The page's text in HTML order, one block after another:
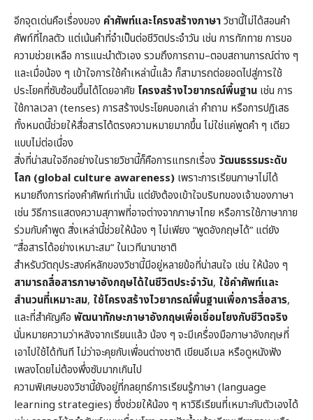
อีกจุดเด่นคือเรื่องของ คำศัพท์และโครงสร้างภาษาวิชานี้ไม่ได้สอนคำ
ศัพท์ที่ไกลตัว แต่เน้นคำที่จำเป็นต่อชีวิตประจำวัน เช่น การทักทาย การขอ
ความช่วยเหลือ การแนะนำตัวเอง รวมถึงการถาม–ตอบสถานการณ์ต่าง ๆ
และเมื่อน้อง ๆ เข้าใจการใช้คำเหล่านี้แล้ว ก็สามารถต่อยอดไปสู่การใช้
ประโยคที่ซับซ้อนขึ้นได้โดยอาศัย โครงสร้างไวยากรณ์พื้นฐาน เช่น การ
ใช้กาลเวลา (tenses) การสร้างประโยคบอกเล่า คำถาม หรือการปฏิเสธ
ทั้งหมดนี้ช่วยให้สื่อสารได้ตรงความหมายมากขึ้น ไม่ใช่แค่พูดคำ ๆ เดียว
แบบไม่ต่อเนื่อง
สิ่งที่น่าสนใจอีกอย่างในรายวิชานี้ก็คือการแทรกเรื่อง วัฒนธรรมระดับ
โลก (global culture awareness) เพราะการเรียนภาษาไม่ได้
หมายถึงการท่องคำศัพท์เท่านั้น แต่ยังต้องเข้าใจบริบทของเจ้าของภาษา
เช่น วิธีการแสดงความสุภาพที่อาจต่างจากภาษาไทย หรือการใช้ภาษากาย
ร่วมกับคำพูด สิ่งเหล่านี้ช่วยให้น้อง ๆ ไม่เพียง “พูดอังกฤษได้” แต่ยัง
“สื่อสารได้อย่างเหมาะสม” ในเวทีนานาชาติ
สำหรับวัตถุประสงค์หลักของวิชานี้มีอยู่หลายข้อที่น่าสนใจ เช่น ให้น้อง ๆ
สามารถสื่อสารภาษาอังกฤษได้ในชีวิตประจำวัน, ใช้คำศัพท์และ
สำนวนที่เหมาะสม, ใช้โครงสร้างไวยากรณ์พื้นฐานเพื่อการสื่อสาร,
และที่สำคัญคือ พัฒนาทักษะภาษาอังกฤษเพื่อเชื่อมโยงกับชีวิตจริง
นั่นหมายความว่าหลังจากเรียนแล้ว น้อง ๆ จะมีเครื่องมือภาษาอังกฤษที่
เอาไปใช้ได้ทันที ไม่ว่าจะคุยกับเพื่อนต่างชาติ เขียนอีเมล หรือดูหนังฟัง
เพลงโดยไม่ต้องพึ่งซับมากเกินไป
ความพิเศษของวิชานี้ยังอยู่ที่กลยุทธ์การเรียนรู้ภาษา (language
learning strategies) ซึ่งช่วยให้น้อง ๆ หาวิธีเรียนที่เหมาะกับตัวเองได้